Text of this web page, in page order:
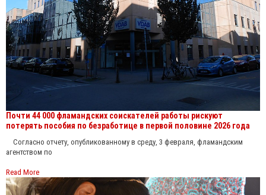
Почти 44 000 фламандских соискателей работы рискуют
потерять пособия по безработице в первой половине 2026 года
Согласно отчету, опубликованному в среду, 3 февраля, фламандским
агентством по
Read More